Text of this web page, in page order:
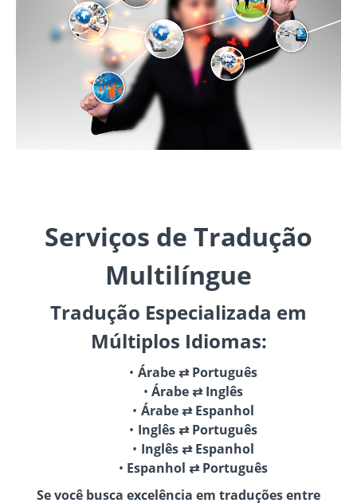
Serviços de Tradução
Multilíngue
Tradução Especializada em
Múltiplos Idiomas:
Árabe ⇄ Português
Árabe ⇄ Inglês
Árabe ⇄ Espanhol
Inglês ⇄ Português
Inglês ⇄ Espanhol
Espanhol ⇄ Português
Se você busca excelência em traduções entre